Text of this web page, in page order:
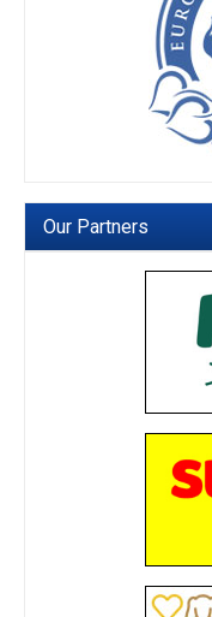
Our Partners